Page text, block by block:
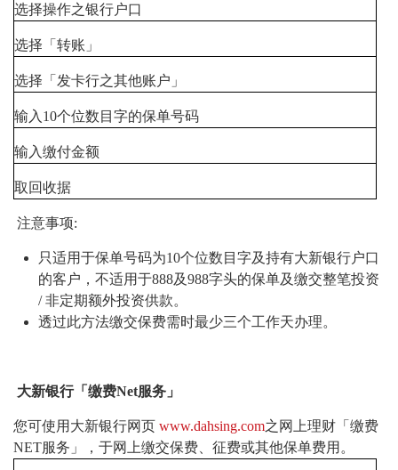
选择操作之银行户口
选择「转账」
选择「发卡行之其他账户」
输入10个位数目字的保单号码
输入缴付金额
取回收据
注意事项:
只适用于保单号码为10个位数目字及持有大新银行户口
的客户，不适用于888及988字头的保单及缴交整笔投资
/ 非定期额外投资供款。
透过此方法缴交保费需时最少三个工作天办理。
大新银行「缴费Net服务」
您可使用大新银行网页 www.dahsing.com之网上理财「缴费
NET服务」，于网上缴交保费、征费或其他保单费用。